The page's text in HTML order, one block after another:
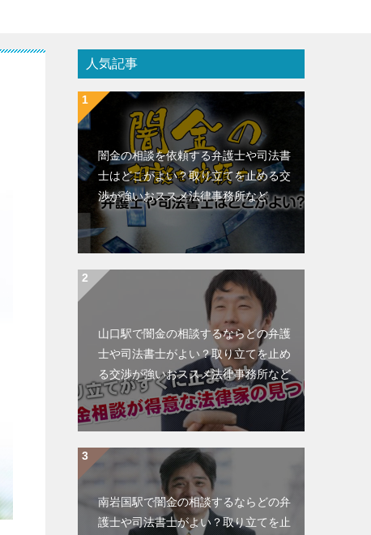
人気記事
闇金の相談を依頼する弁護士や司法書
士はどこがよい？取り立てを止める交
渉が強いおススメ法律事務所など
山口駅で闇金の相談するならどの弁護
士や司法書士がよい？取り立てを止め
る交渉が強いおススメ法律事務所など
南岩国駅で闇金の相談するならどの弁
護士や司法書士がよい？取り立てを止